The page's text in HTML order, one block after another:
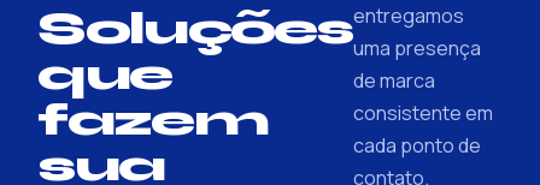
Soluções
que
fazem
sua
entregamos
uma presença
de marca
consistente em
cada ponto de
contato.